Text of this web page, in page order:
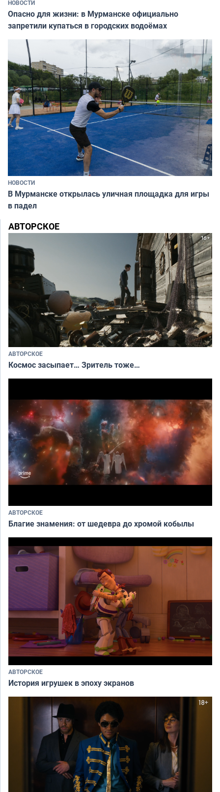
НОВОСТИ
Опасно для жизни: в Мурманске официально
запретили купаться в городских водоёмах
НОВОСТИ
В Мурманске открылась уличная площадка для игры
в падел
АВТОРСКОЕ
АВТОРСКОЕ
Космос засыпает… Зритель тоже…
АВТОРСКОЕ
Благие знамения: от шедевра до хромой кобылы
АВТОРСКОЕ
История игрушек в эпоху экранов